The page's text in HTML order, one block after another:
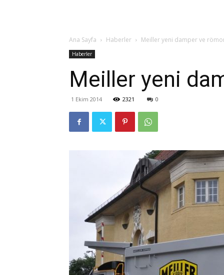
Ana Sayfa Haberler Meiller yeni damper ve
Haberler
Meiller yeni
1 Ekim 2014 2321 0